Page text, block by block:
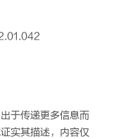
于传递更多信息而
实其描述，内容仅